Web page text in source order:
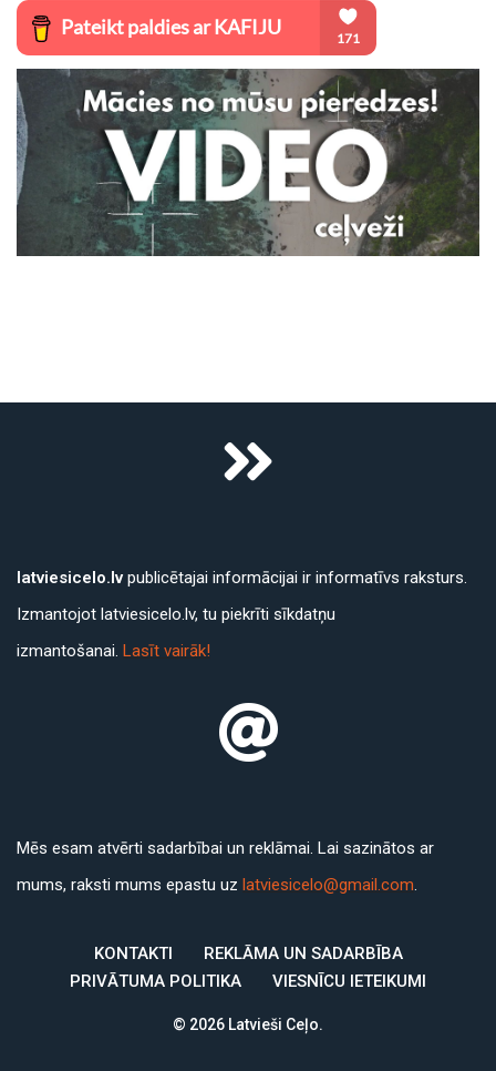
latviesicelo.lv publicētajai informācijai ir informatīvs raksturs.
Izmantojot latviesicelo.lv, tu piekrīti sīkdatņu
izmantošanai. Lasīt vairāk!
Mēs esam atvērti sadarbībai un reklāmai. Lai sazinātos ar
mums, raksti mums epastu uz latviesicelo@gmail.com.
KONTAKTI
REKLĀMA UN SADARBĪBA
PRIVĀTUMA POLITIKA
VIESNĪCU IETEIKUMI
© 2026 Latvieši Ceļo.